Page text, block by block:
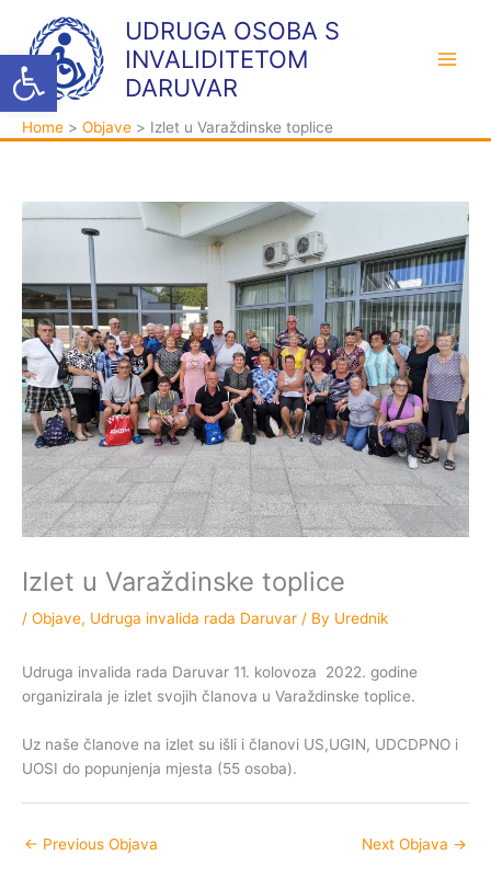
Open toolbar
content
UDRUGA OSOBA S
INVALIDITETOM
DARUVAR
Home Objave Izlet u Varaždinske toplice
Izlet u Varaždinske toplice
/ Objave, Udruga invalida rada Daruvar / By Urednik
Udruga invalida rada Daruvar 11. kolovoza 2022. godine
organizirala je izlet svojih članova u Varaždinske toplice.
Uz naše članove na izlet su išli i članovi US,UGIN, UDCDPNO i
UOSI do popunjenja mjesta (55 osoba).
← Previous Objava Next Objava →
t
e
g
i
e
h
i
v